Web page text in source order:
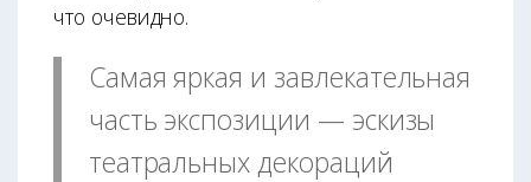
что очевидно.
Самая яркая и завлекательная
часть экспозиции — эскизы
театральных декораций